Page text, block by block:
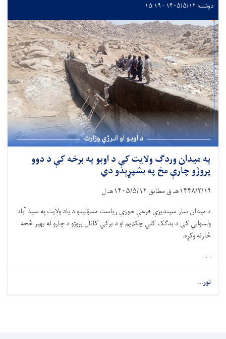
دوشنبه ۱۴۰۵/۵/۱۲ - ۱۵:۱۹
په میدان وردګ ولایت کې د اوبو په برخه کې د دوو
پروژو چارې مخ په بشپړېدو دي
۱۴۴۸/۲/۱۹هـ ق مطابق ۱۴۰۵/۵/۱۲هـ ل
د میدان ښار سیندیزې فرعي حوزې ریاست مسؤلینو د یاد ولایت په سید آباد
ولسوالي کې د بدګک کلي چکډیم او د برکي کانال پروژو د چارو له بهیر څخه
څارنه وکړه.
. . .
نور...